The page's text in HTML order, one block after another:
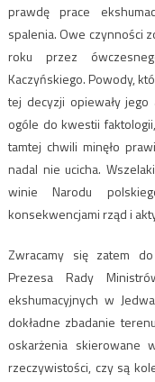
prawdę prace
spalenia. Owe czynności
roku przez
Kaczyńskiego. Powody,
tej decyzji opiewały
ogóle do kwestii
tamtej chwili minęło
nadal nie ucicha.
winie Narodu
konsekwencjami rząd i
Zwracamy się zatem
Prezesa Rady
ekshumacyjnych w
dokładne zbadanie
oskarżenia skierowane
rzeczywistości, czy są